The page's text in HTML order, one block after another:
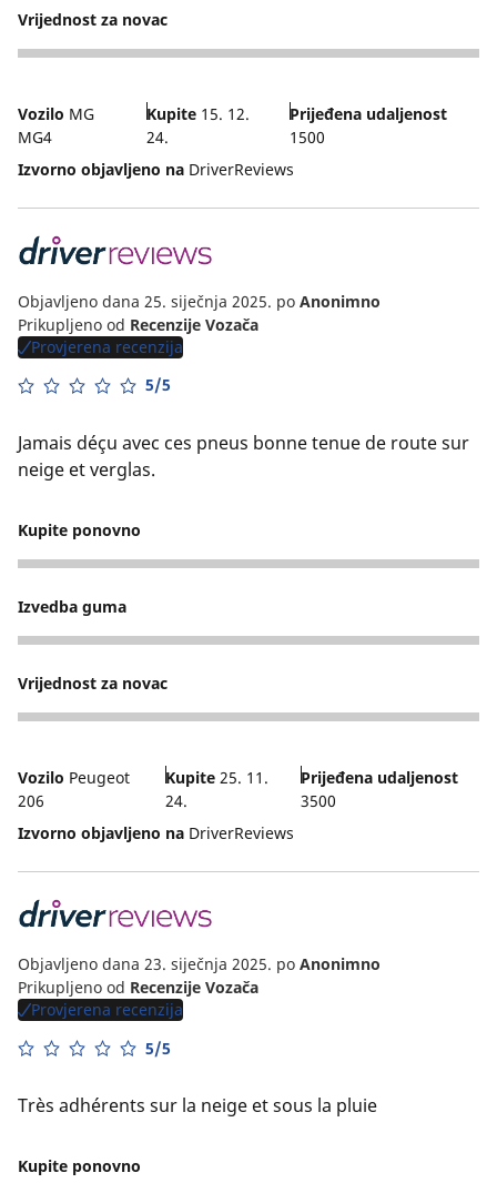
Vrijednost za novac
5
Vozilo MG
MG4
Kupite 15. 12.
24.
Prijeđena udaljenost
1500
Izvorno objavljeno na DriverReviews
Objavljeno dana 25. siječnja 2025. po Anonimno
Prikupljeno od Recenzije Vozača
Provjerena recenzija
5/5
Jamais déçu avec ces pneus bonne tenue de route sur
neige et verglas.
Kupite ponovno
5
Izvedba guma
5
Vrijednost za novac
5
Vozilo Peugeot
206
Kupite25. 11.
24.
Prijeđena udaljenost
3500
Izvorno objavljeno na DriverReviews
Objavljeno dana 23. siječnja 2025. po Anonimno
Prikupljeno od Recenzije Vozača
Provjerena recenzija
5/5
Très adhérents sur la neige et sous la pluie
Kupite ponovno